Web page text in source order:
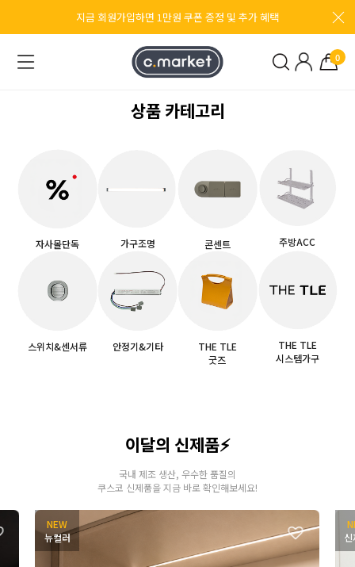
지금 회원가입하면 1만원 쿠폰 증정 및 추가 혜택
0
ZL-F12
상품 카테고리
자사몰단독 가구조명 콘센트 주방ACC
스위치&센서류 안정기&기타
THE TLE
굿즈
THE TLE
시스템가구
이달의 신제품⚡
국내 제조 생산, 우수한 품질의
쿠스코 신제품을 지금 바로 확인해보세요!
NEW
뉴컬러